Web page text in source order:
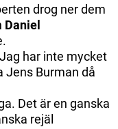
drog ner dem
Daniel
har inte mycket
Jens Burman då
Det är en ganska
rejäl